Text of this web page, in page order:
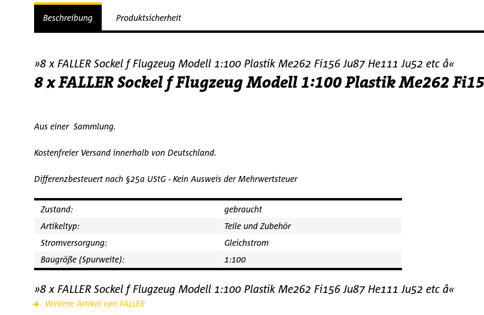
Beschreibung Produktsicherheit
»8 x FALLER Sockel f Flugzeug Modell 1:100 Plastik Me262 Fi156 Ju87 He111 Ju52 etc å«
8 x FALLER Sockel f Flugzeug Modell 1:100 Plastik Me262
Aus einer Sammlung.
Kostenfreier Versand innerhalb von Deutschland.
Differenzbesteuert nach §25a UStG - Kein Ausweis der Mehrwertsteuer
Zustand:
gebraucht
Artikeltyp:
Teile und Zubehör
Stromversorgung:
Gleichstrom
Baugröße (Spurweite):
1:100
»8 x FALLER Sockel f Flugzeug Modell 1:100 Plastik Me262 Fi156 Ju87 He111 Ju52 etc å«
Weitere Artikel von FALLER